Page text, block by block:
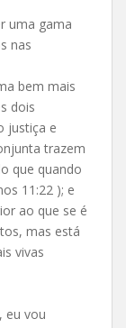
uma gama
nas
bem mais
dois
justiça e
trazem
que quando
11:22 ); e
ao que se é
mas está
vivas
eu vou